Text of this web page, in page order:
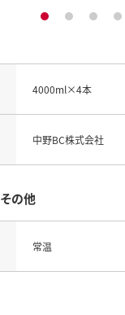
1 2 3 4
4000ml×4本
中野BC株式会社
の他
常温